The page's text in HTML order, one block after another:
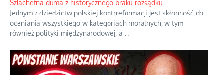
Dramatyczne skutki skrajnej nadgorliwości we wspólnocie.